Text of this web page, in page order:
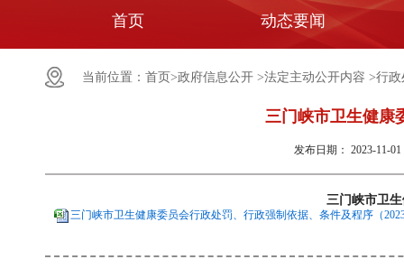
首页 动态要闻
当前位置： 首页>政府信息公开 >法定主动公开内容 >行政
三门峡市卫生健康
发布日期： 2023-11-01
三门峡市卫
三门峡市卫生健康委员会行政处罚、行政强制依据、条件及程序（